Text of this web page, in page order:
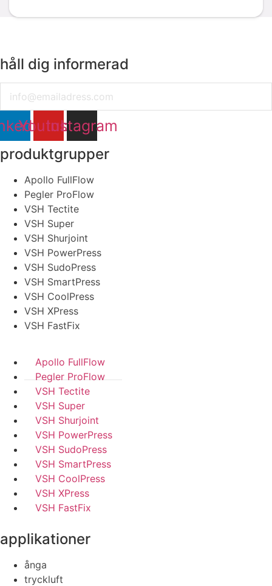
håll dig informerad
Youtube
Instagram
produktgrupper
Apollo FullFlow
Pegler ProFlow
VSH Tectite
VSH Super
VSH Shurjoint
VSH PowerPress
VSH SudoPress
VSH SmartPress
VSH CoolPress
VSH XPress
VSH FastFix
Apollo FullFlow
Pegler ProFlow
VSH Tectite
VSH Super
VSH Shurjoint
VSH PowerPress
VSH SudoPress
VSH SmartPress
VSH CoolPress
VSH XPress
VSH FastFix
applikationer
ånga
tryckluft